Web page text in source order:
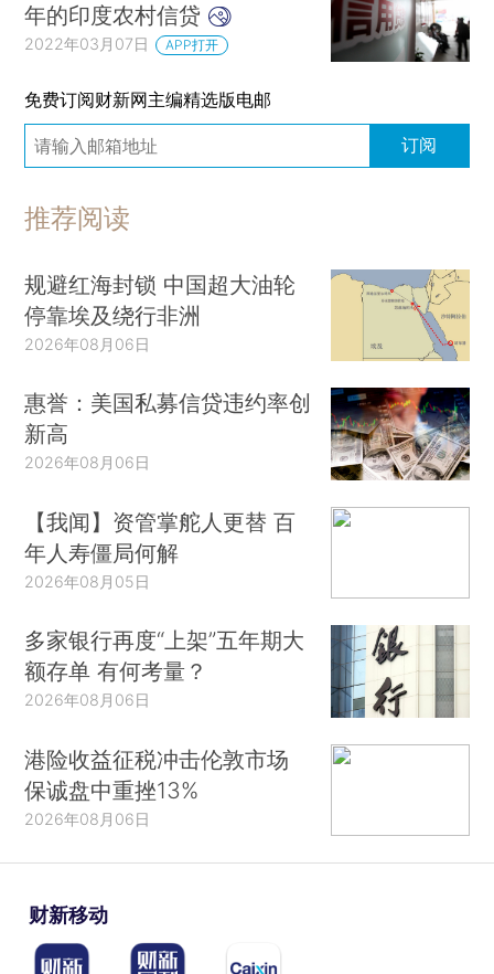
年的印度农村信贷
2022年03月07日 APP打开
免费订阅财新网主编精选版电邮
订阅
推荐阅读
规避红海封锁 中国超大油轮
停靠埃及绕行非洲
2026年08月06日
惠誉：美国私募信贷违约率创
新高
2026年08月06日
【我闻】资管掌舵人更替 百
年人寿僵局何解
2026年08月05日
多家银行再度“上架”五年期大
额存单 有何考量？
2026年08月06日
港险收益征税冲击伦敦市场
保诚盘中重挫13%
2026年08月06日
财新移动